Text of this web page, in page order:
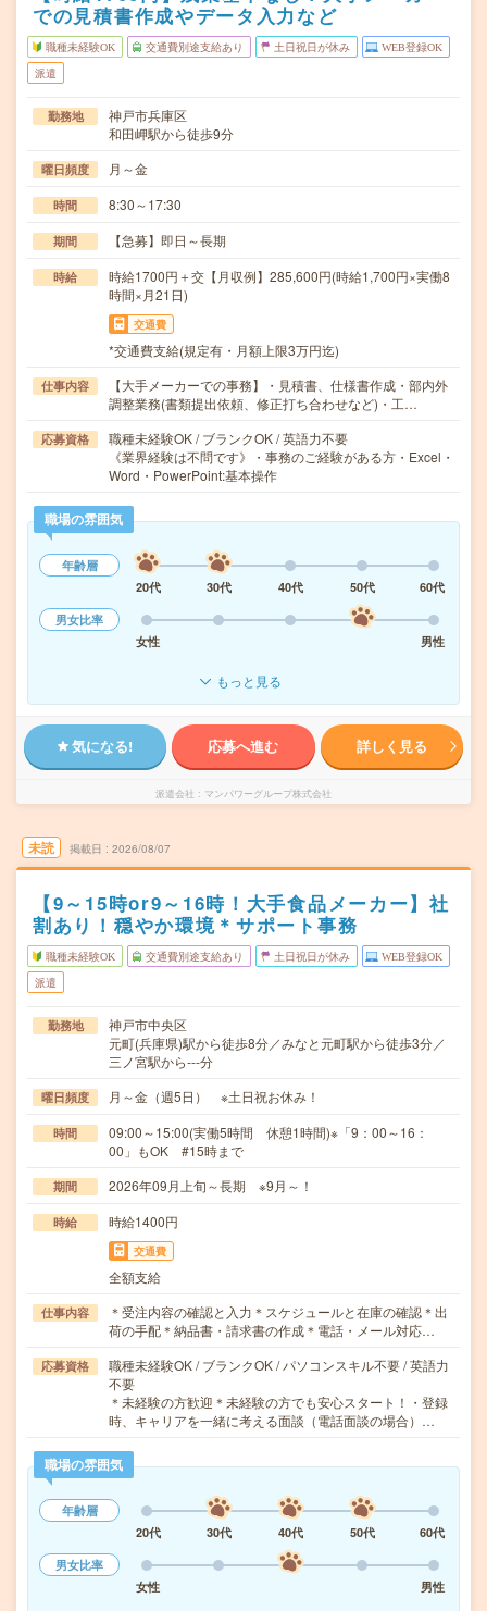
での見積書作成やデータ入力など
職種未経験OK 交通費別途支給あり 土日祝日が休み WEB登録OK
派遣
勤務地
神戸市兵庫区
和田岬駅から徒歩9分
曜日頻度 月～金
時間 8:30～17:30
期間 【急募】即日～長期
時給
時給1700円＋交【月収例】285,600円(時給1,700円×実働8
時間×月21日)
交通費
*交通費支給(規定有・月額上限3万円迄)
仕事内容
【大手メーカーでの事務】・見積書、仕様書作成・部内外
調整業務(書類提出依頼、修正打ち合わせなど)・工…
応募資格
職種未経験OK / ブランクOK / 英語力不要
《業界経験は不問です》・事務のご経験がある方・Excel・
Word・PowerPoint:基本操作
職場の雰囲気
年齢層
20代
30代 40代 50代
60代
男女比率
女性
男性
もっと見る
気になる! 応募へ進む 詳しく見る
派遣会社 マンパワーグループ株式会社
未読 掲載日 2026/08/07
【9～15時or9～16時！大手食品メーカー】社
割あり！穏やか環境＊サポート事務
職種未経験OK 交通費別途支給あり 土日祝日が休み WEB登録OK
派遣
勤務地
神戸市中央区
元町(兵庫県)駅から徒歩8分／みなと元町駅から徒歩3分／
三ノ宮駅から---分
曜日頻度 月～金（週5日） ※土日祝お休み！
時間
09:00～15:00(実働5時間 休憩1時間)※「9：00～16：
00」もOK #15時まで
期間 2026年09月上旬～長期 ※9月～！
時給 時給1400円
交通費
全額支給
仕事内容
＊受注内容の確認と入力＊スケジュールと在庫の確認＊出
荷の手配＊納品書・請求書の作成＊電話・メール対応…
応募資格
職種未経験OK / ブランクOK / パソコンスキル不要 / 英語力
不要
＊未経験の方歓迎＊未経験の方でも安心スタート！・登録
時、キャリアを一緒に考える面談（電話面談の場合）…
職場の雰囲気
年齢層
20代
30代 40代 50代
60代
男女比率
女性
男性